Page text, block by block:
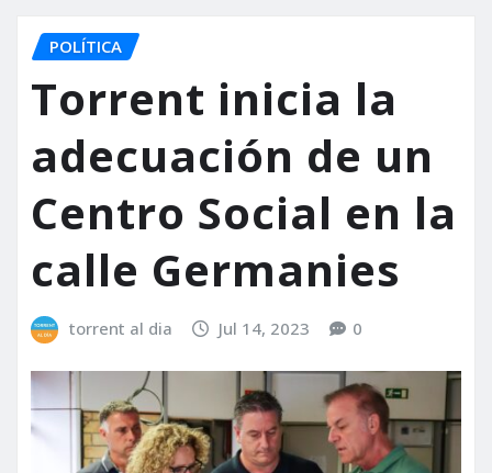
POLÍTICA
Torrent inicia la
adecuación de un
Centro Social en la
calle Germanies
torrent al dia Jul 14, 2023 0